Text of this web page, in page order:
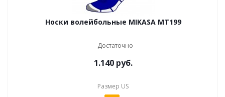
Носки волейбольные MIKASA MT199
Достаточно
1.140руб.
Размер US